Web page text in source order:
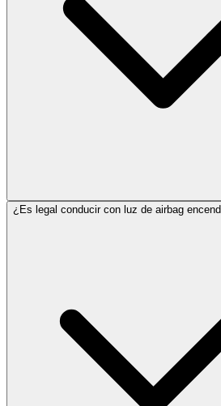
¿Es legal conducir con luz de airbag